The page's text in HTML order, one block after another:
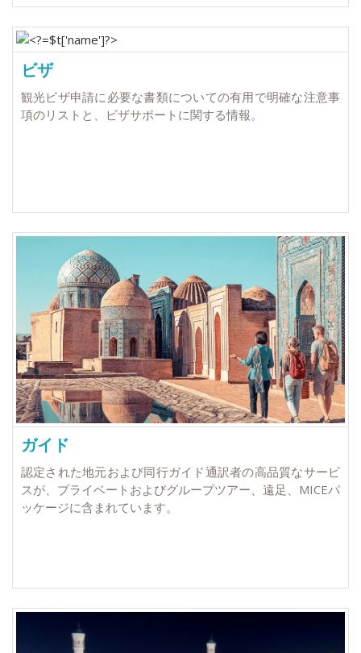
ビザ
観光ビザ申請に必要な書類についての有用で明確な注意事
項のリストと、ビザサポートに関する情報。
ガイド
認定された地元および同行ガイド通訳者の高品質なサービ
スが、プライベートおよびグループツアー、遠足、MICEパ
ッケージに含まれています。